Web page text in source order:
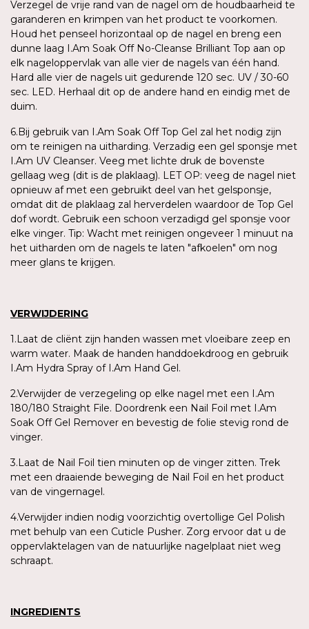
Verzegel de vrije rand van de nagel om de houdbaarheid te
garanderen en krimpen van het product te voorkomen.
Houd het penseel horizontaal op de nagel en breng een
dunne laag I.Am Soak Off No-Cleanse Brilliant Top aan op
elk nageloppervlak van alle vier de nagels van één hand.
Hard alle vier de nagels uit gedurende 120 sec. UV / 30-60
sec. LED. Herhaal dit op de andere hand en eindig met de
duim.
6.Bij gebruik van I.Am Soak Off Top Gel zal het nodig zijn
om te reinigen na uitharding. Verzadig een gel sponsje met
I.Am UV Cleanser. Veeg met lichte druk de bovenste
gellaag weg (dit is de plaklaag). LET OP: veeg de nagel niet
opnieuw af met een gebruikt deel van het gelsponsje,
omdat dit de plaklaag zal herverdelen waardoor de Top Gel
dof wordt. Gebruik een schoon verzadigd gel sponsje voor
elke vinger. Tip: Wacht met reinigen ongeveer 1 minuut na
het uitharden om de nagels te laten "afkoelen" om nog
meer glans te krijgen.
VERWIJDERING
1.Laat de cliënt zijn handen wassen met vloeibare zeep en
warm water. Maak de handen handdoekdroog en gebruik
I.Am Hydra Spray of I.Am Hand Gel.
2.Verwijder de verzegeling op elke nagel met een I.Am
180/180 Straight File. Doordrenk een Nail Foil met I.Am
Soak Off Gel Remover en bevestig de folie stevig rond de
vinger.
3.Laat de Nail Foil tien minuten op de vinger zitten. Trek
met een draaiende beweging de Nail Foil en het product
van de vingernagel.
4.Verwijder indien nodig voorzichtig overtollige Gel Polish
met behulp van een Cuticle Pusher. Zorg ervoor dat u de
oppervlaktelagen van de natuurlijke nagelplaat niet weg
schraapt.
INGREDIENTS